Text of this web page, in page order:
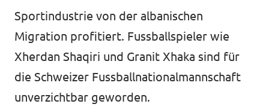
Sportindustrie von der albanischen
Migration profitiert. Fussballspieler wie
Xherdan Shaqiri und Granit Xhaka sind für
die Schweizer Fussballnationalmannschaft
unverzichtbar geworden.